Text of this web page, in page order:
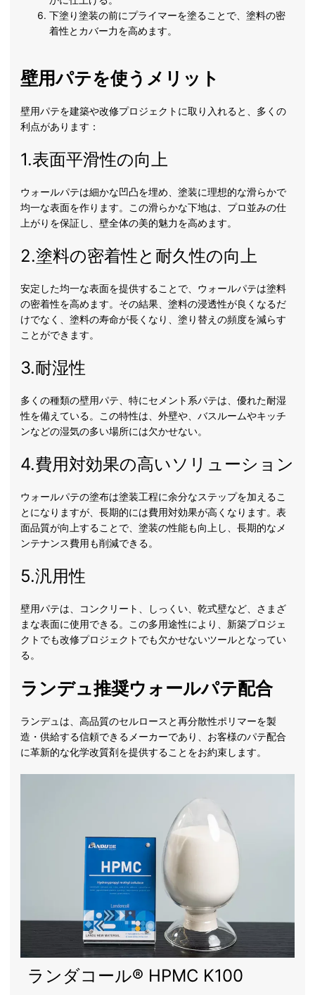
下塗り塗装の前にプライマーを塗ることで、塗料の密
着性とカバー力を高めます。
壁用パテを使うメリット
壁用パテを建築や改修プロジェクトに取り入れると、多くの
利点があります：
1.表面平滑性の向上
ウォールパテは細かな凹凸を埋め、塗装に理想的な滑らかで
均一な表面を作ります。この滑らかな下地は、プロ並みの仕
上がりを保証し、壁全体の美的魅力を高めます。
2.塗料の密着性と耐久性の向上
安定した均一な表面を提供することで、ウォールパテは塗料
の密着性を高めます。その結果、塗料の浸透性が良くなるだ
けでなく、塗料の寿命が長くなり、塗り替えの頻度を減らす
ことができます。
3.耐湿性
多くの種類の壁用パテ、特にセメント系パテは、優れた耐湿
性を備えている。この特性は、外壁や、バスルームやキッチ
ンなどの湿気の多い場所には欠かせない。
4.費用対効果の高いソリューション
ウォールパテの塗布は塗装工程に余分なステップを加えるこ
とになりますが、長期的には費用対効果が高くなります。表
面品質が向上することで、塗装の性能も向上し、長期的なメ
ンテナンス費用も削減できる。
5.汎用性
壁用パテは、コンクリート、しっくい、乾式壁など、さまざ
まな表面に使用できる。この多用途性により、新築プロジェ
クトでも改修プロジェクトでも欠かせないツールとなってい
る。
ランデュ推奨ウォールパテ配合
ランデュは、高品質のセルロースと再分散性ポリマーを製
造・供給する信頼できるメーカーであり、お客様のパテ配合
に革新的な化学改質剤を提供することをお約束します。
ランダコール® HPMC K100